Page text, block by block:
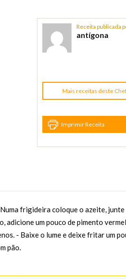
Receita publicada
antígona
Mais receitas deste
Imprimir Receita
frigideira coloque o azeite,
adicione um pouco de pimento
- Baixe o lume e deixe fritar um
pão.